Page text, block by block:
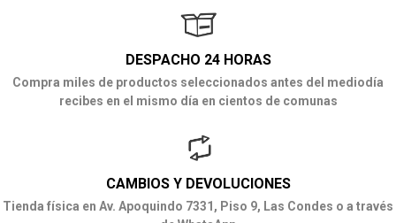
DESPACHO 24 HORAS
Compra miles de productos seleccionados antes del mediodía
recibes en el mismo día en cientos de comunas
CAMBIOS Y DEVOLUCIONES
Tienda física en Av. Apoquindo 7331, Piso 9, Las Condes o a través